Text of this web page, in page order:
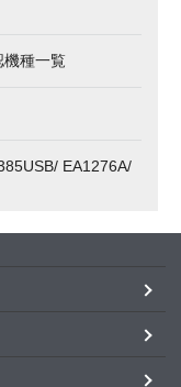
機種一覧
EA1276A/